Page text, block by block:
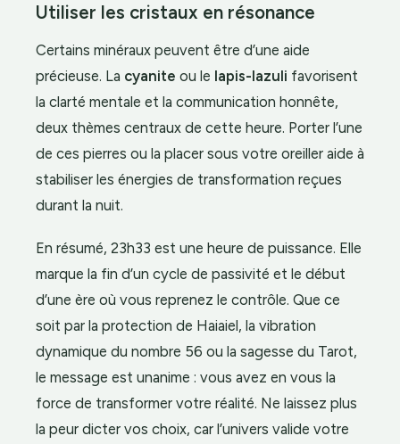
Utiliser les cristaux en résonance
Certains minéraux peuvent être d’une aide
précieuse. La cyanite ou le lapis-lazuli favorisent
la clarté mentale et la communication honnête,
deux thèmes centraux de cette heure. Porter l’une
de ces pierres ou la placer sous votre oreiller aide à
stabiliser les énergies de transformation reçues
durant la nuit.
En résumé, 23h33 est une heure de puissance. Elle
marque la fin d’un cycle de passivité et le début
d’une ère où vous reprenez le contrôle. Que ce
soit par la protection de Haiaiel, la vibration
dynamique du nombre 56 ou la sagesse du Tarot,
le message est unanime : vous avez en vous la
force de transformer votre réalité. Ne laissez plus
la peur dicter vos choix, car l’univers valide votre